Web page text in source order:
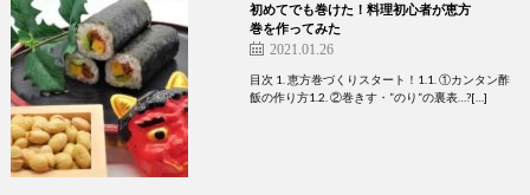
初めてでも巻けた！料理初心者が恵方
巻を作ってみた
2021.01.26
目次 1. 恵方巻づくりスタート！1.1. ①カンタン酢
飯の作り方1.2. ②巻きす・”のり”の裏表…?[…]